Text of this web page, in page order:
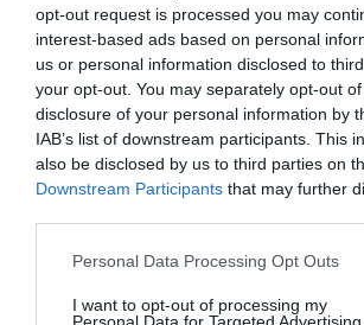
opt-out request is processed you may
interest-based ads based on personal
us or personal information disclosed to
your opt-out. You may separately opt-out
disclosure of your personal information by
IAB’s list of downstream participants. This
also be disclosed by us to third parties on
Downstream Participants that may further
Personal Data Processing Opt Outs
I want to opt-out of processing my
Spray al peperoncino DIVA
€ 12,90 € 10,90
recensioni